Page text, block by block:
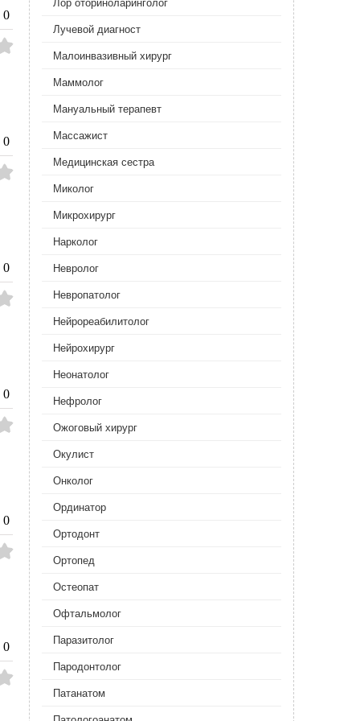
0
0
0
0
0
0
Лор оториноларинголог
Лучевой диагност
Малоинвазивный хирург
Маммолог
Мануальный терапевт
Массажист
Медицинская сестра
Миколог
Микрохирург
Нарколог
Невролог
Невропатолог
Нейрореабилитолог
Нейрохирург
Неонатолог
Нефролог
Ожоговый хирург
Окулист
Онколог
Ординатор
Ортодонт
Ортопед
Остеопат
Офтальмолог
Паразитолог
Пародонтолог
Патанатом